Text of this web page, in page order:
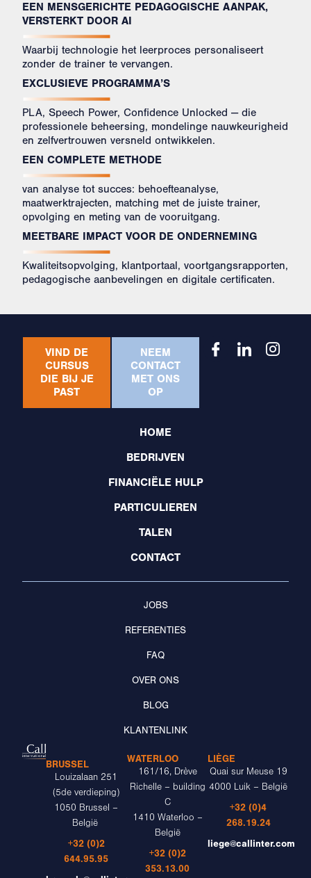
EEN MENSGERICHTE PEDAGOGISCHE AANPAK,
VERSTERKT DOOR AI
Waarbij technologie het leerproces personaliseert
zonder de trainer te vervangen.
EXCLUSIEVE PROGRAMMA’S
PLA, Speech Power, Confidence Unlocked — die
professionele beheersing, mondelinge nauwkeurigheid
en zelfvertrouwen versneld ontwikkelen.
EEN COMPLETE METHODE
van analyse tot succes: behoefteanalyse,
maatwerktrajecten, matching met de juiste trainer,
opvolging en meting van de vooruitgang.
MEETBARE IMPACT VOOR DE ONDERNEMING
Kwaliteitsopvolging, klantportaal, voortgangsrapporten,
pedagogische aanbevelingen en digitale certificaten.
HOME
BEDRIJVEN
FINANCIËLE HULP
PARTICULIEREN
TALEN
CONTACT
JOBS
REFERENTIES
FAQ
OVER ONS
BLOG
KLANTENLINK
VIND DE
CURSUS
DIE BIJ JE
PAST
NEEM
CONTACT
MET ONS
OP
BRUSSEL
Louizalaan 251
(5de verdieping)
1050 Brussel –
België
+32 (0)2
644.95.95
WATERLOO
161/16, Drève
Richelle – building
C
1410 Waterloo –
België
+32 (0)2
353.13.00
LIÈGE
Quai sur Meuse 19
4000 Luik – België
+32 (0)4
268.19.24
liege@callinter.com